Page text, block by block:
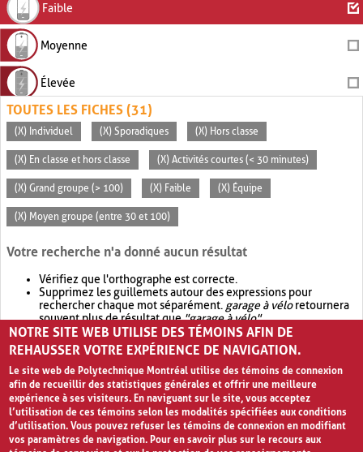
Faible
Moyenne
Élevée
TOUTES LES FICHES (31)
(X) Individuel (X) Sporadiques (X) Hors classe
(X) En classe et hors classe (X) Activités courtes (< 30 minutes)
(X) Grand groupe (> 100) (X) Faible (X) Équipe
(X) Moyen groupe (entre 30 et 100)
Votre recherche n'a donné aucun résultat
Vérifiez que l'orthographe est correcte.
Supprimez les guillemets autour des expressions pour
rechercher chaque mot séparément. garage à véloretournera
souvent plus de résultat que"garage à vélo".
Envisagez d'élargir votre recherche avec OR.garage OR vélo
retournera souvent plus de résultat quegarage à vélo
NOTRE SITE WEB UTILISE DES TÉMOINS AFIN DE
REHAUSSER VOTRE EXPÉRIENCE DE NAVIGATION.
Le site web de Polytechnique Montréal utilise des témoins de connexion
afin de recueillir des statistiques générales et offrir une meilleure
expérience à ses visiteurs. En naviguant sur le site, vous acceptez
l’utilisation de ces témoins selon les modalités spécifiées aux conditions
d’utilisation. Vous pouvez refuser les témoins de connexion en modifiant
vos paramètres de navigation. Pour en savoir plus sur le recours aux